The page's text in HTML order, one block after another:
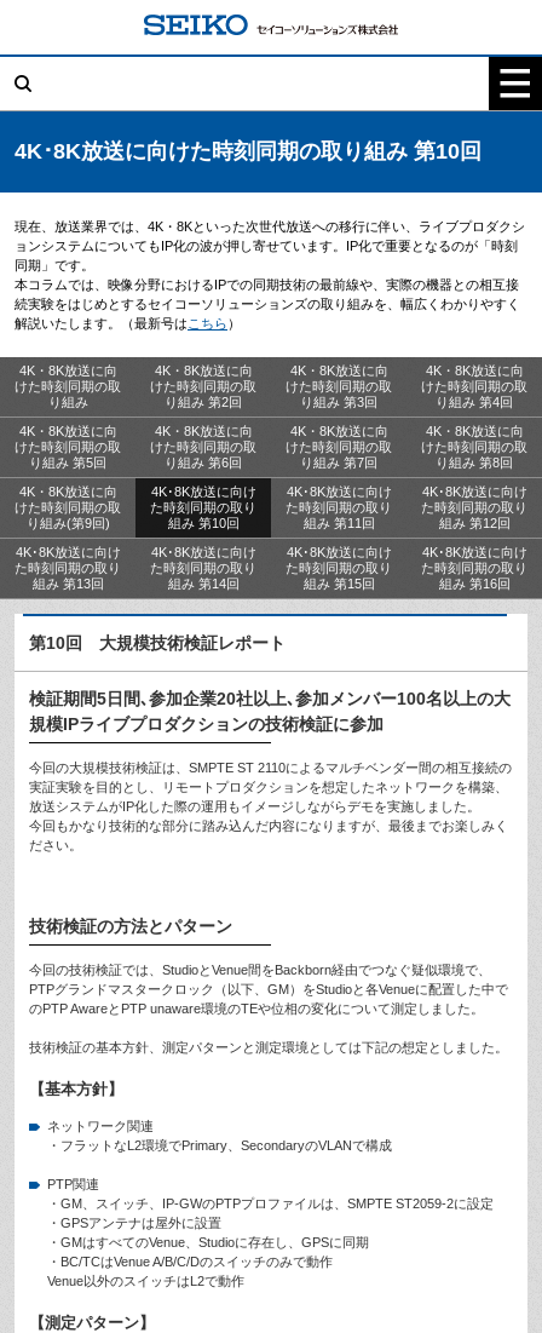
索:
4K･8K放送に向けた時刻同期の取り組み 第10回
現在、放送業界では、4K・8Kといった次世代放送への移行に伴い、ライブプロダクシ
ョンシステムについてもIP化の波が押し寄せています。IP化で重要となるのが「時刻
同期」です。
本コラムでは、映像分野におけるIPでの同期技術の最前線や、実際の機器との相互接
続実験をはじめとするセイコーソリューションズの取り組みを、幅広くわかりやすく
解説いたします。（最新号は こちら）
4K・8K放送に向
けた時刻同期の取
り組み
4K・8K放送に向
けた時刻同期の取
り組み 第2回
4K・8K放送に向
けた時刻同期の取
り組み 第3回
4K・8K放送に向
けた時刻同期の取
り組み 第4回
4K・8K放送に向
けた時刻同期の取
り組み 第5回
4K・8K放送に向
けた時刻同期の取
り組み 第6回
4K・8K放送に向
けた時刻同期の取
り組み 第7回
4K・8K放送に向
けた時刻同期の取
り組み 第8回
4K・8K放送に向
けた時刻同期の取
り組み(第9回)
4K･8K放送に向け
た時刻同期の取り
組み 第10回
4K･8K放送に向け
た時刻同期の取り
組み 第11回
4K･8K放送に向け
た時刻同期の取り
組み 第12回
4K･8K放送に向け
た時刻同期の取り
組み 第13回
4K･8K放送に向け
た時刻同期の取り
組み 第14回
4K･8K放送に向け
た時刻同期の取り
組み 第15回
4K･8K放送に向け
た時刻同期の取り
組み 第16回
第10回 大規模技術検証レポート
検証期間5日間､参加企業20社以上､参加メンバー100名以上の大
規模IPライブプロダクションの技術検証に参加
今回の大規模技術検証は、SMPTE ST 2110によるマルチベンダー間の相互接続の
実証実験を目的とし、リモートプロダクションを想定したネットワークを構築、
放送システムがIP化した際の運用もイメージしながらデモを実施しました。
今回もかなり技術的な部分に踏み込んだ内容になりますが、最後までお楽しみく
ださい。
技術検証の方法とパターン
今回の技術検証では、StudioとVenue間をBackborn経由でつなぐ疑似環境で、
PTPグランドマスタークロック（以下、GM）をStudioと各Venueに配置した中で
のPTP AwareとPTP unaware環境のTEや位相の変化について測定しました。
技術検証の基本方針、測定パターンと測定環境としては下記の想定としました。
【基本方針】
ネットワーク関連
・フラットなL2環境でPrimary、SecondaryのVLANで構成
PTP関連
・GM、スイッチ、IP-GWのPTPプロファイルは、SMPTE ST2059-2に設定
・GPSアンテナは屋外に設置
・GMはすべてのVenue、Studioに存在し、GPSに同期
・BC/TCはVenue A/B/C/Dのスイッチのみで動作
Venue以外のスイッチはL2で動作
【測定パターン】